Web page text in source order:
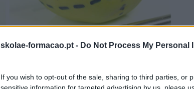
skolae-formacao.pt - Do Not Process My Personal
If you wish to opt-out of the sale, sharing to third parties, or
sensitive information for targeted advertising by us, please